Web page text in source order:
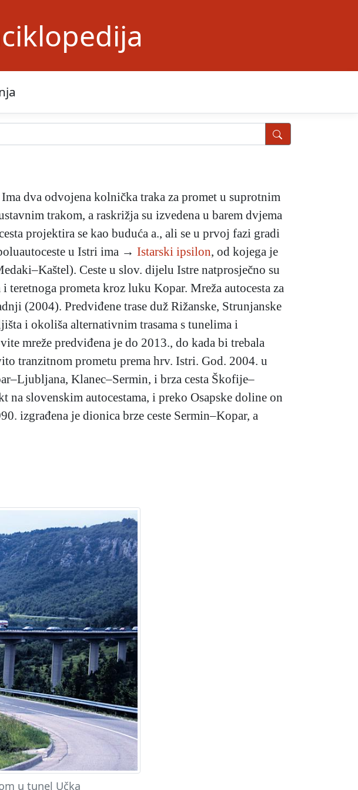
dva odvojena kolnička traka za promet u suprotnim
trakom, a raskrižja su izvedena u barem dvjema
projektira se kao buduća a., ali se u prvoj fazi gradi
u Istri ima → Istarski ipsilon, od kojega je
Ceste u slov. dijelu Istre natprosječno su
teretnoga prometa kroz luku Kopar. Mreža autocesta za
(2004). Predviđene trase duž Rižanske, Strunjanske
i okoliša alternativnim trasama s tunelima i
mreže predviđena je do 2013., do kada bi trebala
tranzitnom prometu prema hrv. Istri. God. 2004. u
Klanec–Sermin, i brza cesta Škofije–
slovenskim autocestama, i preko Osapske doline on
izgrađena je dionica brze ceste Sermin–Kopar, a
u tunel Učka